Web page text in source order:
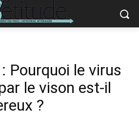
Pourquoi le virus
le vison est-il
?